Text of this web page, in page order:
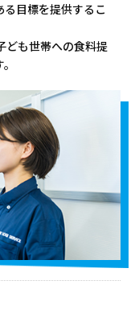
目標を提供するこ
ども世帯への食料提